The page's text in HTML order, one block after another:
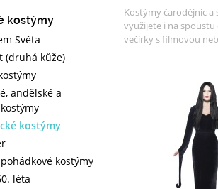
kostýmy
Světa
(druhá kůže)
andělské a
kostýmy
kostýmy
léta
Kostýmy čarodějnic
využijete i na
večírky s filmovou